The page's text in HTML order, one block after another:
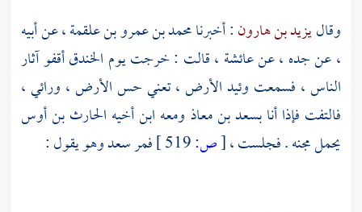
وقاليزيد بن هارون: أخبرنامحمد بن عمرو بن علقمة ،عن أبيه
، عن جده ، عنعائشة ،قالت : خرجت يوم الخندق أقفو آثار
الناس ، فسمعت وئيد الأرض ، تعني حس الأرض ، ورائي ،
فالتفت فإذا أنابسعد بن معاذ ومعه ابن أخيه الحارث بن أوس
يحمل مجنه . فجلست ،[ص: فمرسعدوهو يقول :